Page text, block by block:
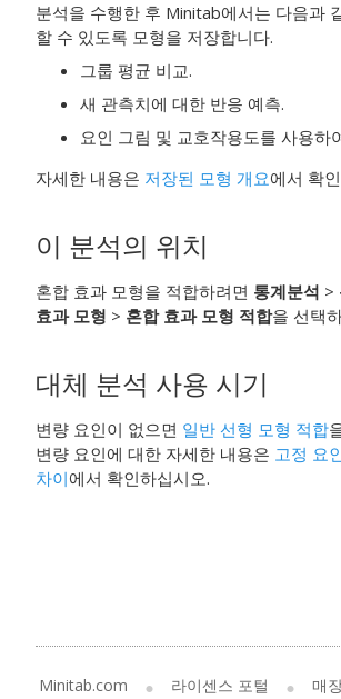
분석을 수행한 후 Minitab에서는 다음과
할 수 있도록 모형을 저장합니다.
그룹 평균 비교.
새 관측치에 대한 반응 예측.
요인 그림 및 교호작용도를 사용하
자세한 내용은 저장된 모형 개요에서 확
이 분석의 위치
혼합 효과 모형을 적합하려면 통계분석 >
효과 모형 > 혼합 효과 모형 적합을 선택
대체 분석 사용 시기
변량 요인이 없으면 일반 선형 모형 적합
변량 요인에 대한 자세한 내용은 고정 요
차이에서 확인하십시오.
Minitab.com 라이센스 포털 매